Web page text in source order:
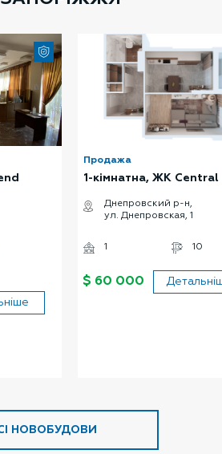
ПРОПОЗИЦІЇ
Продажа
1-кімнатна, ЖК Central
Днепровский р-н,
ул. Днепровская, 1
1 10
$ 60 000
НОВОБУДОВИ